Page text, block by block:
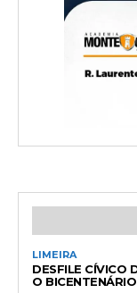
LIMEIRA
DESFILE CÍVICO
O